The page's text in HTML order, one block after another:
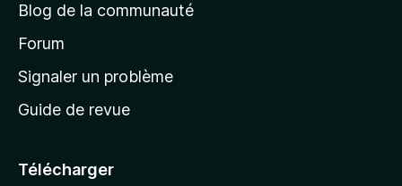
d
a
c
e
Blog de la communauté
Forum
Signaler un problème
Guide de revue
Télécharger